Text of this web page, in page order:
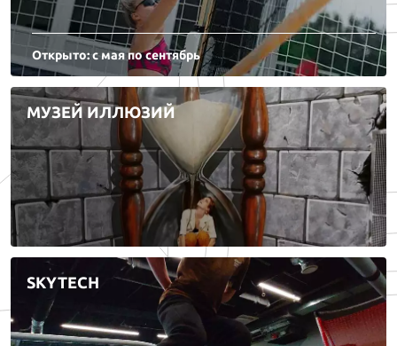
Открыто: с мая по сентябрь
МУЗЕЙ ИЛЛЮЗИЙ
SKYTECH